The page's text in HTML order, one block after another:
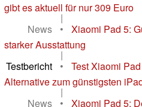
gibt es aktuell für nur 309 Euro
|
News
•
Xiaomi Pad 5:
starker Ausstattung
|
Testbericht
•
Test Xiaomi
Alternative zum günstigsten
|
News
•
Xiaomi Pad 5: